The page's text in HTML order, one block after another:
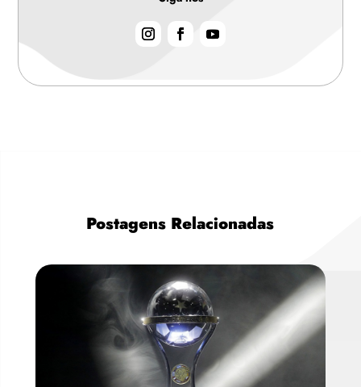
Postagens Relacionadas